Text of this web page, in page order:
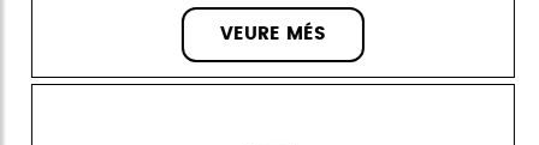
VEURE MÉS